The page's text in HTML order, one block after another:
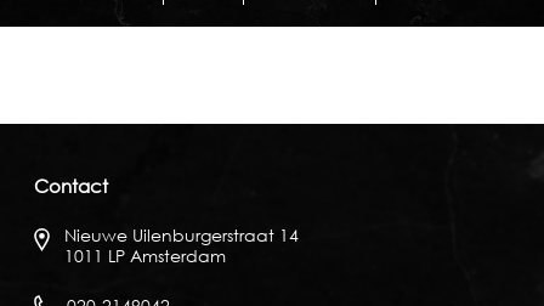
Contact
Nieuwe Uilenburgerstraat 14
1011 LP Amsterdam